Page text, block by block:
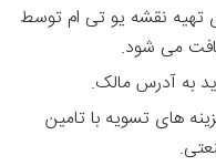
تهیه نقشه یو تی ام توسط
می شود.
به آدرس مالک.
های تسویه با تامین